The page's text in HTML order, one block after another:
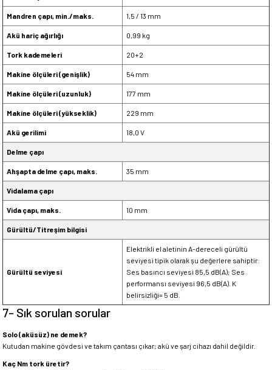
Mandren çapı, min./maks. 1,5 / 13 mm
Akü hariç ağırlığı 0,99 kg
Tork kademeleri 20+2
Makine ölçüleri (genişlik) 54 mm
Makine ölçüleri (uzunluk) 177 mm
Makine ölçüleri (yükseklik) 229 mm
Akü gerilimi 18,0 V
Delme çapı
Ahşapta delme çapı, maks. 35 mm
Vidalama çapı
Vida çapı, maks. 10 mm
Gürültü/Titreşim bilgisi
Gürültü seviyesi
Elektrikli el aletinin A-dereceli gürültü
seviyesi tipik olarak şu değerlere sahiptir:
Ses basıncı seviyesi 85,5 dB(A); Ses
performansı seviyesi 96,5 dB(A). K
belirsizliği= 5 dB.
7- Sık sorulan sorular
Solo (aküsüz) ne demek?
Kutudan makine gövdesi ve takım çantası çıkar; akü ve şarj cihazı dahil değildir.
Kaç Nm tork üretir?